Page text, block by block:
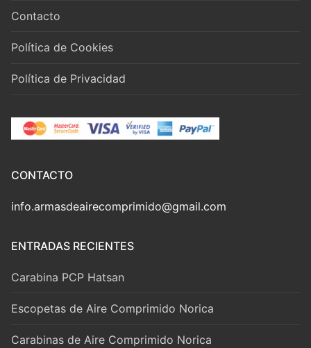
Contacto
Política de Cookies
Política de Privacidad
CONTACTO
info.armasdeairecomprimido@gmail.com
ENTRADAS RECIENTES
Carabina PCP Hatsan
Escopetas de Aire Comprimido Norica
Carabinas de Aire Comprimido Norica